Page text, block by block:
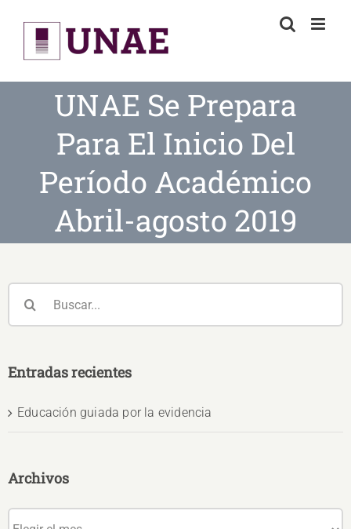
content
UNAE Se Prepara
Para El Inicio Del
Período Académico
Abril-agosto 2019
Entradas recientes
Educación guiada por la evidencia
Archivos